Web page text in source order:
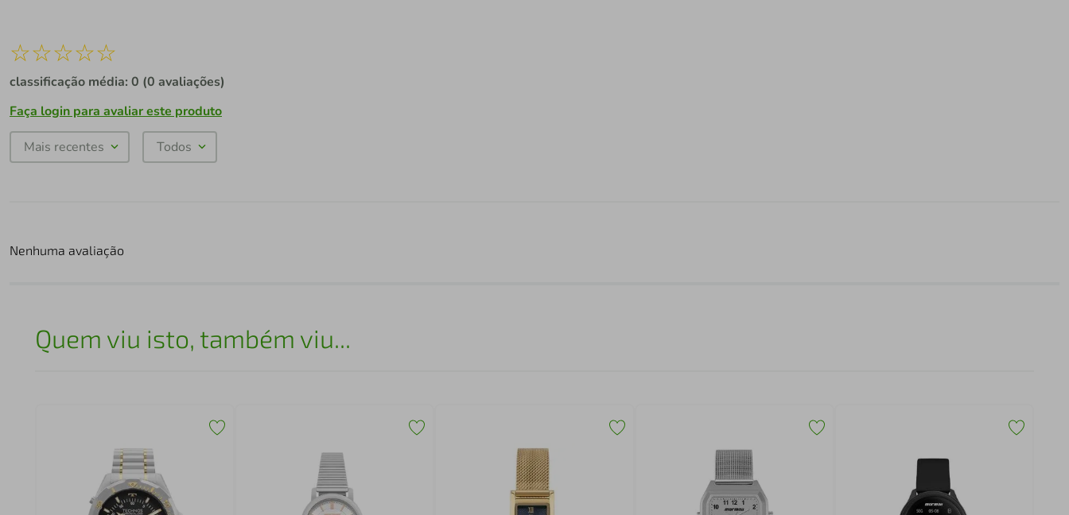
☆☆☆☆☆
classificação média: 0 (0 avaliações)
Faça login para avaliar este produto
Mais recentes Todos
Nenhuma avaliação
Quem viu isto, também viu...